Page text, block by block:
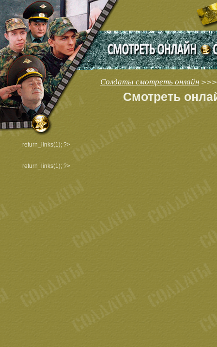
return_links(1); ?>
return_links(1); ?>
Солдаты смотреть онлайн >>>
Смотреть